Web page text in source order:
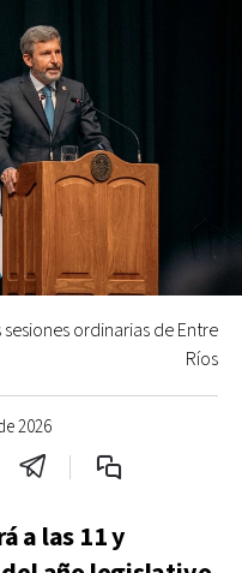
2026
ordinarias de Entre
Ríos
a las 11 y